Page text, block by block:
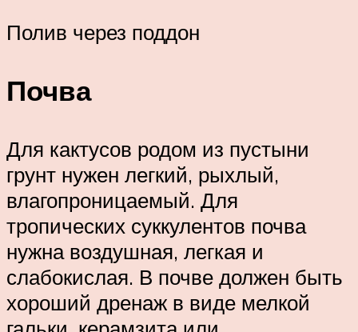
Полив через поддон
Почва
Для кактусов родом из пустыни
грунт нужен легкий, рыхлый,
влагопроницаемый. Для
тропических суккулентов почва
нужна воздушная, легкая и
слабокислая. В почве должен быть
хороший дренаж в виде мелкой